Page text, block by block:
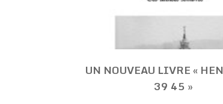
UN NOUVEAU LIVRE «
39 45 »